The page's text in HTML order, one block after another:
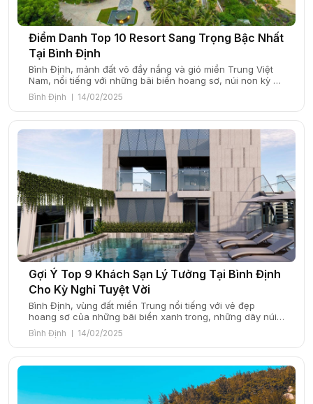
Điểm Danh Top 10 Resort Sang Trọng Bậc Nhất
Tại Bình Định
Bình Định, mảnh đất võ đầy nắng và gió miền Trung Việt
Nam, nổi tiếng với những bãi biển hoang sơ, núi non kỳ vĩ
và nền văn hóa đặc sắc. Nơi đây không chỉ là quê hương
của những danh lam thắng cảnh như Eo Gió, Kỳ Co, hay
Ghềnh Ráng mà còn hấp […]
Bình Định 14/02/2025
Gợi Ý Top 9 Khách Sạn Lý Tưởng Tại Bình Định
Cho Kỳ Nghỉ Tuyệt Vời
Bình Định, vùng đất miền Trung nổi tiếng với vẻ đẹp
hoang sơ của những bãi biển xanh trong, những dãy núi
trùng điệp và di sản văn hóa phong phú, đang ngày càng
thu hút du khách từ khắp nơi. Nơi đây không chỉ mang
đến những điểm đến hấp dẫn như Eo Gió, […]
Bình Định 14/02/2025